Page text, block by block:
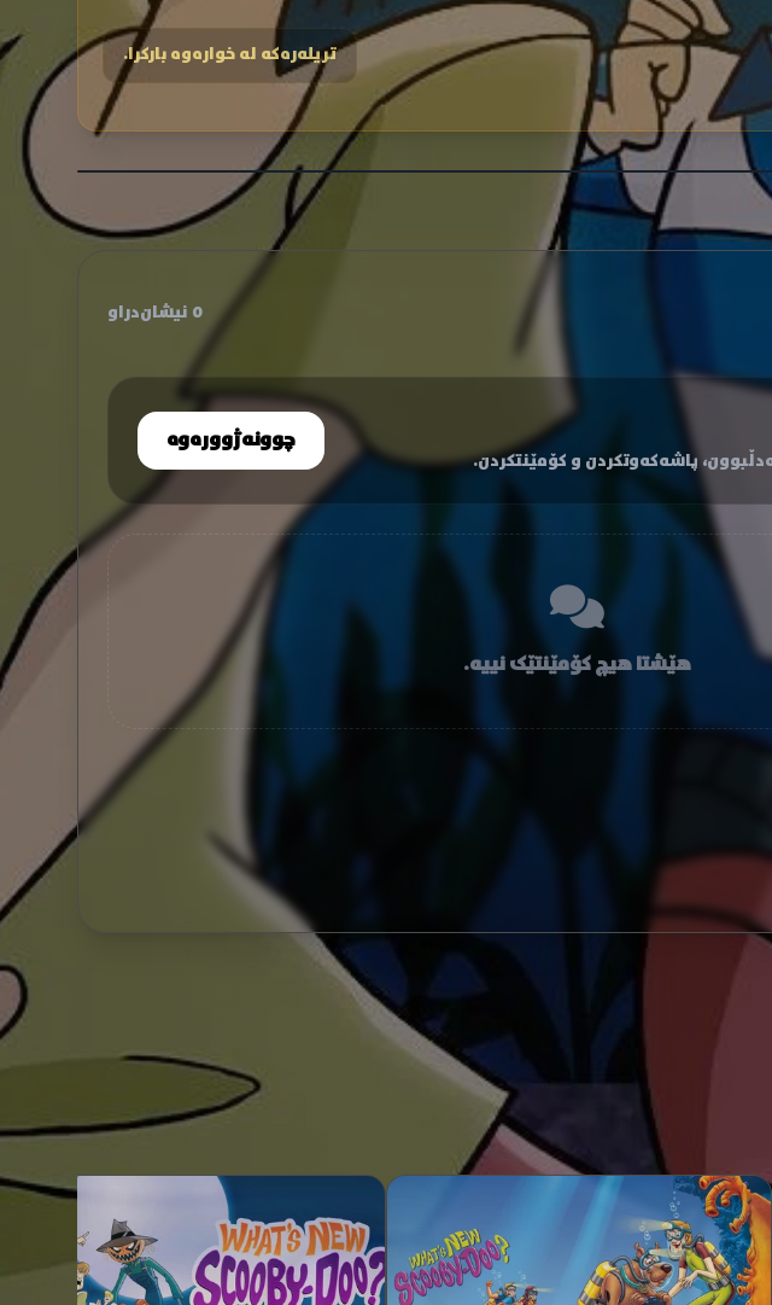
تریلەرەکە لە خوارەوە بارکرا.
0 نیشان‌دراو
پاشەکەوتکردن و کۆمێنتکردن.
چوونەژوورەوە
هێشتا هیچ کۆمێنتێک نییە.